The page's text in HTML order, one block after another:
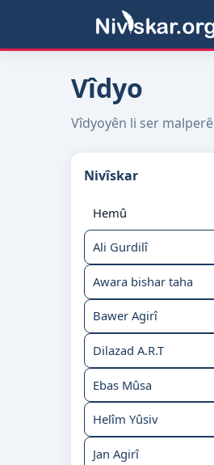
Vîdyo
Vîdyoyên li ser malperê
Nivîskar
Hemû
Ali Gurdilî
Awara bishar taha
Bawer Agirî
Dilazad A.R.T
Ebas Mûsa
Helîm Yûsiv
Jan Agirî